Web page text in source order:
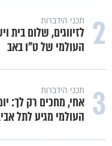
2 תכני הידברות
לזיווגים, שלום בית
העולמי של ט"ו באב
3 תכני הידברות
אחי, מחכים רק לך:
העולמי מגיע לתל